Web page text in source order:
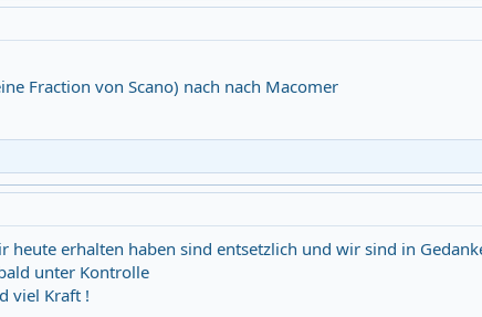
Fraction von Scano) nach nach Macomer
heute erhalten haben sind entsetzlich und wir sind in
unter Kontrolle
viel Kraft !